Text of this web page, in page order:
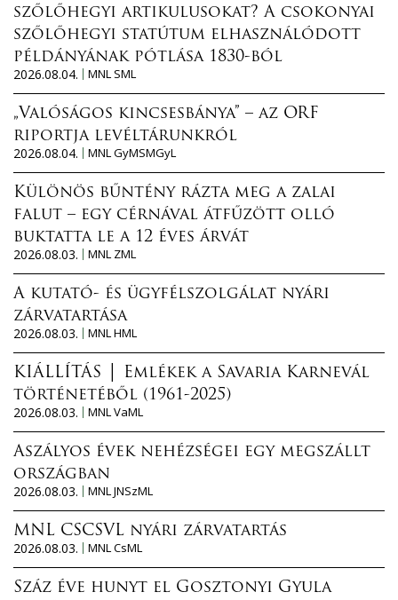
szőlőhegyi artikulusokat? A csokonyai
szőlőhegyi statútum elhasználódott
példányának pótlása 1830-ból
2026.08.04.
MNL SML
„Valóságos kincsesbánya” – az ORF
riportja levéltárunkról
2026.08.04.
MNL GyMSMGyL
Különös bűntény rázta meg a zalai
falut – egy cérnával átfűzött olló
buktatta le a 12 éves árvát
2026.08.03.
MNL ZML
A kutató- és ügyfélszolgálat nyári
zárvatartása
2026.08.03.
MNL HML
KIÁLLÍTÁS │ Emlékek a Savaria Karnevál
történetéből (1961-2025)
2026.08.03.
MNL VaML
Aszályos évek nehézségei egy megszállt
országban
2026.08.03.
MNL JNSzML
MNL CSCSVL nyári zárvatartás
2026.08.03.
MNL CsML
Száz éve hunyt el Gosztonyi Gyula